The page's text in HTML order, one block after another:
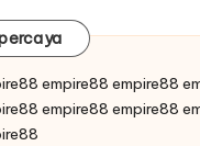
empire88 empire88
empire88 empire88